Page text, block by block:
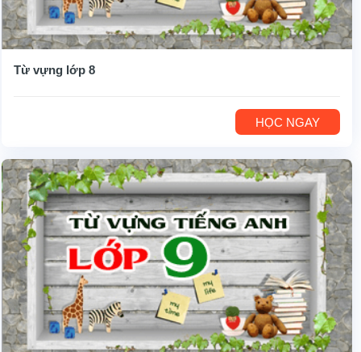
Từ vựng lớp 8
HỌC NGAY